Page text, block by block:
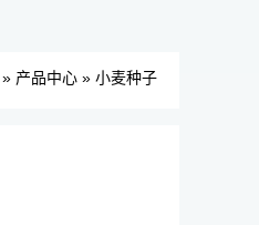
» 产品中心 » 小麦种子